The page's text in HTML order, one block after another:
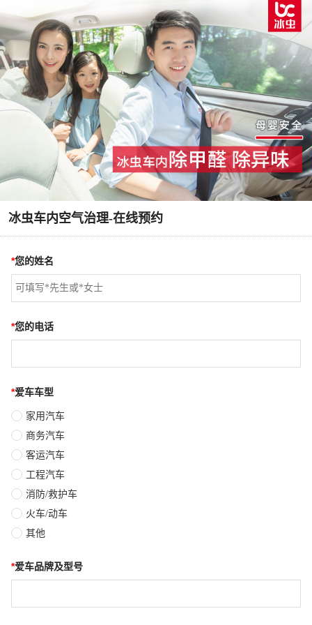
冰虫车内空气治理-在线预约
*您的姓名
*您的电话
*爱车车型
家用汽车
商务汽车
客运汽车
工程汽车
消防/救护车
火车/动车
其他
*爱车品牌及型号